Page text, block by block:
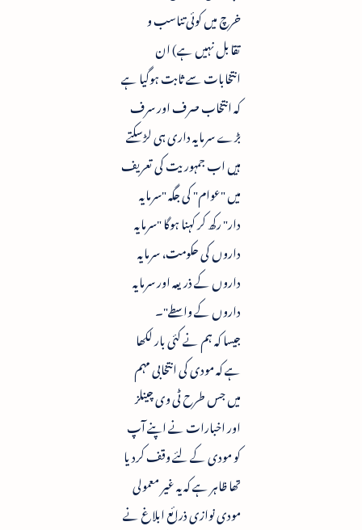
خرچ میں کوئی تناسب و
تقابل نہیں ہے) ان
انتخابات سے ثابت ہوگیا ہے
کہ انتخاب صرف اور سرف
بڑے سرمایہ داری ہی لڑسکتے
ہیں اب جمہوریت کی تعریف
میں "عوام" کی جگہ "سرمایہ
دار" رکھ کر کہنا ہوگا "سرمایہ
داروں کی حکومت، سرمایہ
داروں کے ذریعہ اور سرمایہ
داروں کے واسطے"۔
جیسا کہ ہم نے کئی بار لکھا
ہے کہ مودی کی انتخابی مہم
میں جس طرح ٹی وی چینلز
اور اخبارات نے اپنے آپ
کو مودی کے لئے وقف کردیا
تھا ظاہر ہے کہ یہ غیر معمولی
مودی نوازی ذرائع ابلاغ نے